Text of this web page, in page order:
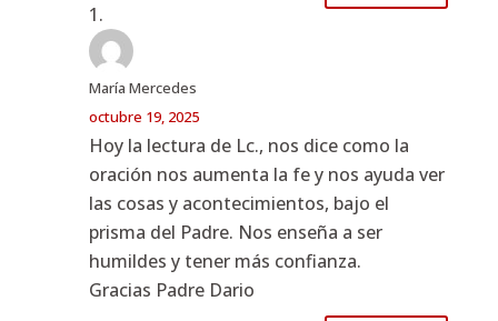
María Mercedes
octubre 19, 2025
Hoy la lectura de Lc., nos dice como la
oración nos aumenta la fe y nos ayuda ver
las cosas y acontecimientos, bajo el
prisma del Padre. Nos enseña a ser
humildes y tener más confianza.
Gracias Padre Dario